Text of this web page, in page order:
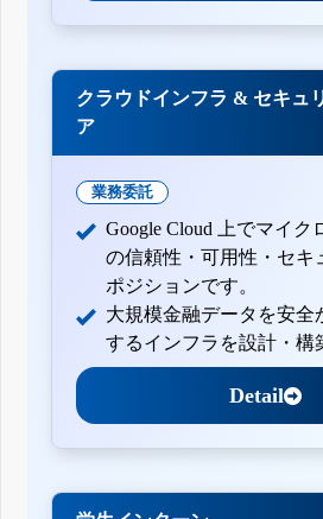
クラウドインフラ & セキュ
ア
業務委託
Google Cloud 上でマイク
の信頼性・可用性・セキ
ポジションです。
大規模金融データを安全
するインフラを設計・構
Detail